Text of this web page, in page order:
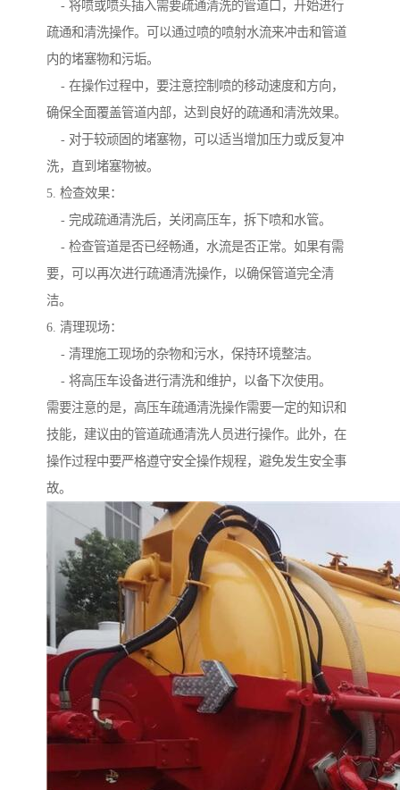
- 将喷或喷头插入需要疏通清洗的管道口，开始进行
疏通和清洗操作。可以通过喷的喷射水流来冲击和管道
内的堵塞物和污垢。
- 在操作过程中，要注意控制喷的移动速度和方向，
确保全面覆盖管道内部，达到良好的疏通和清洗效果。
- 对于较顽固的堵塞物，可以适当增加压力或反复冲
洗，直到堵塞物被。
5. 检查效果：
- 完成疏通清洗后，关闭高压车，拆下喷和水管。
- 检查管道是否已经畅通，水流是否正常。如果有需
要，可以再次进行疏通清洗操作，以确保管道完全清
洁。
6. 清理现场：
- 清理施工现场的杂物和污水，保持环境整洁。
- 将高压车设备进行清洗和维护，以备下次使用。
需要注意的是，高压车疏通清洗操作需要一定的知识和
技能，建议由的管道疏通清洗人员进行操作。此外，在
操作过程中要严格遵守安全操作规程，避免发生安全事
故。